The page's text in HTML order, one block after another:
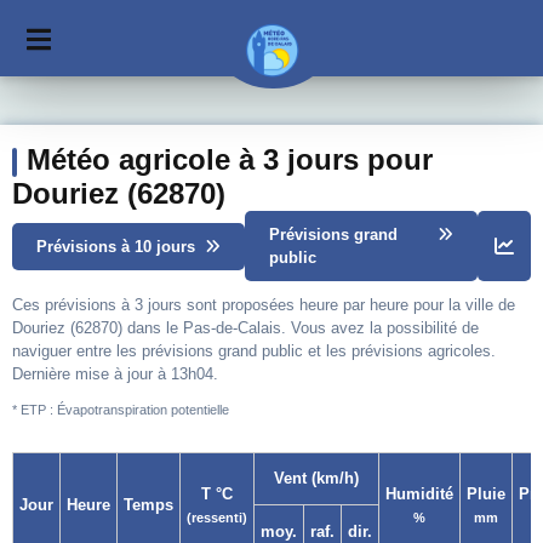
Météo agricole à 3 jours pour
Douriez (62870)
Prévisions à 10 jours
Prévisions grand
public
Ces prévisions à 3 jours sont proposées heure par heure pour la ville de
Douriez (62870) dans le Pas-de-Calais. Vous avez la possibilité de
naviguer entre les prévisions grand public et les prévisions agricoles.
Dernière mise à jour à 13h04.
* ETP : Évapotranspiration potentielle
Jour Heure Temps
T °C
(ressenti)
Vent (km/h)
Humidité
%
Pluie
mm
moy. raf. dir.